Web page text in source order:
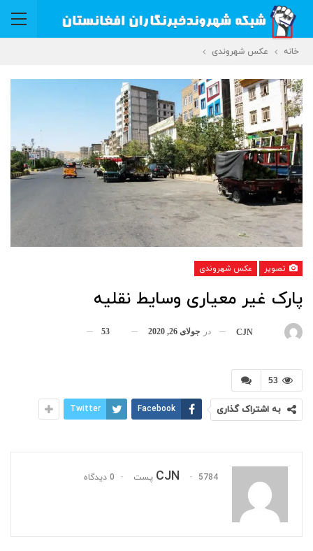
خانه عکس شهروندی
تصویر عکس شهروندی
پارک غیر معیاری وسایط نقلیه
CJN در جولای 26, 2020 53
53
به اشتراک گذاری Facebook
Twitter
CJN 5784 پست 0 دیدگاه